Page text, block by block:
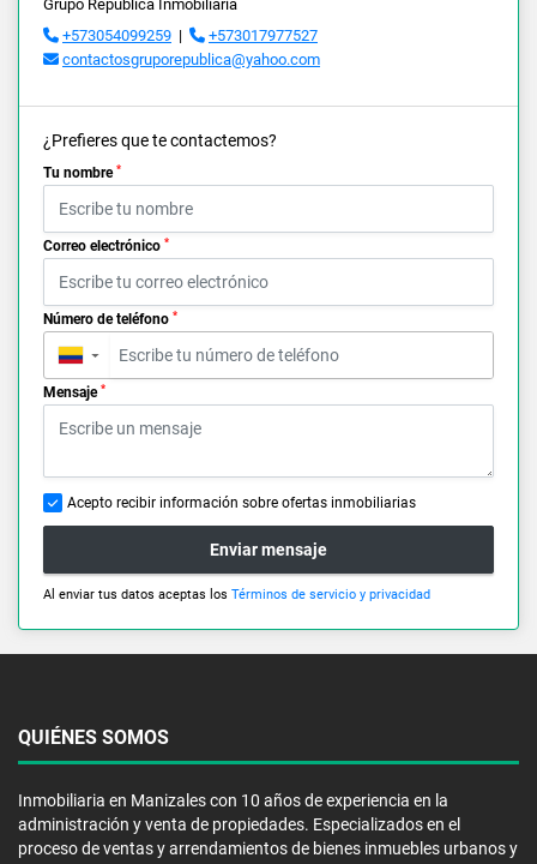
Grupo Republica Inmobiliaria
+573054099259 |
+573017977527
contactosgruporepublica@yahoo.com
¿Prefieres que te contactemos?
Tu nombre *
Correo electrónico *
Número de teléfono *
▼
Mensaje *
Acepto recibir información sobre ofertas inmobiliarias
Enviar mensaje
Al enviar tus datos aceptas los Términos de servicio y privacidad
QUIÉNES SOMOS
Inmobiliaria en Manizales con 10 años de experiencia en la
administración y venta de propiedades. Especializados en el
proceso de ventas y arrendamientos de bienes inmuebles urbanos y